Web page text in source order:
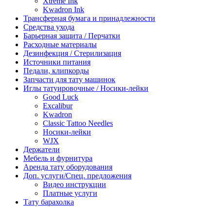
Kwadron Ink
Трансферная бумага и принадлежности
Средства ухода
Барьерная защита / Перчатки
Расходные материалы
Дезинфекция / Стерилизация
Источники питания
Педали, клипкорды
Запчасти для тату машинок
Иглы татуировочные / Носики-лейки
Good Luck
Excalibur
Kwadron
Classic Tattoo Needles
Носики-лейки
WJX
Держатели
Мебель и фурнитура
Аренда тату оборудования
Доп. услуги/Спец. предложения
Видео инструкции
Платные услуги
Тату барахолка